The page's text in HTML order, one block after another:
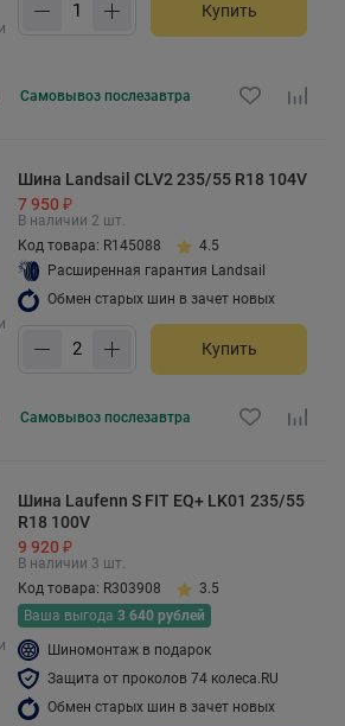
Купить
Самовывоз послезавтра
Шина Landsail CLV2 235/55 R18 104V
7 950 ₽
В наличии 2 шт.
Код товара: R145088
4.5
Расширенная гарантия Landsail
Обмен старых шин в зачет новых
Купить
Самовывоз послезавтра
Шина Laufenn S FIT EQ+ LK01 235/55
R18 100V
9 920 ₽
В наличии 3 шт.
Код товара: R303908
3.5
Ваша выгода 3 640 рублей
Шиномонтаж в подарок
Защита от проколов 74 колеса.RU
Обмен старых шин в зачет новых